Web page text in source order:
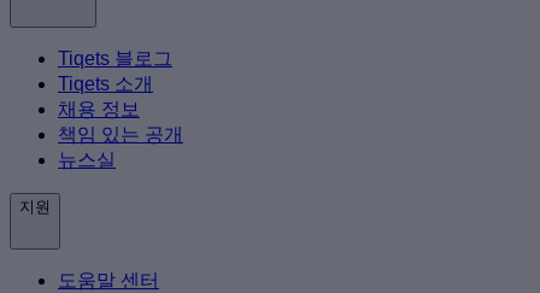
Tiqets 블로그
Tiqets 소개
채용 정보
책임 있는 공개
뉴스실
지원
도움말 센터